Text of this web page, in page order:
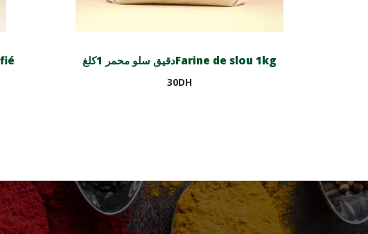
دقيق سلو محمر 1كلغFarine de slou 1kg
30DH